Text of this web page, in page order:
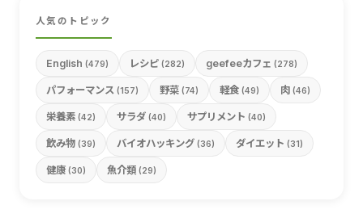
人気のトピック
English (479) レシピ (282) geefeeカフェ (278)
パフォーマンス (157) 野菜 (74) 軽食 (49) 肉 (46)
栄養素 (42) サラダ (40) サプリメント (40)
飲み物 (39) バイオハッキング (36) ダイエット (31)
健康 (30) 魚介類 (29)